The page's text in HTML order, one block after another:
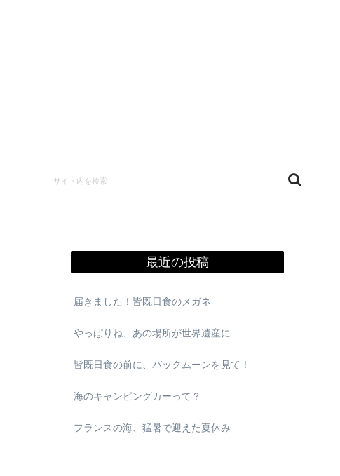
最近の投稿
届きました！皆既日食のメガネ
やっぱりね、あの場所が世界遺産に
皆既日食の前に、バックムーンを見て！
海のキャンピングカーって？
フランスの海、猛暑で迎えた夏休み